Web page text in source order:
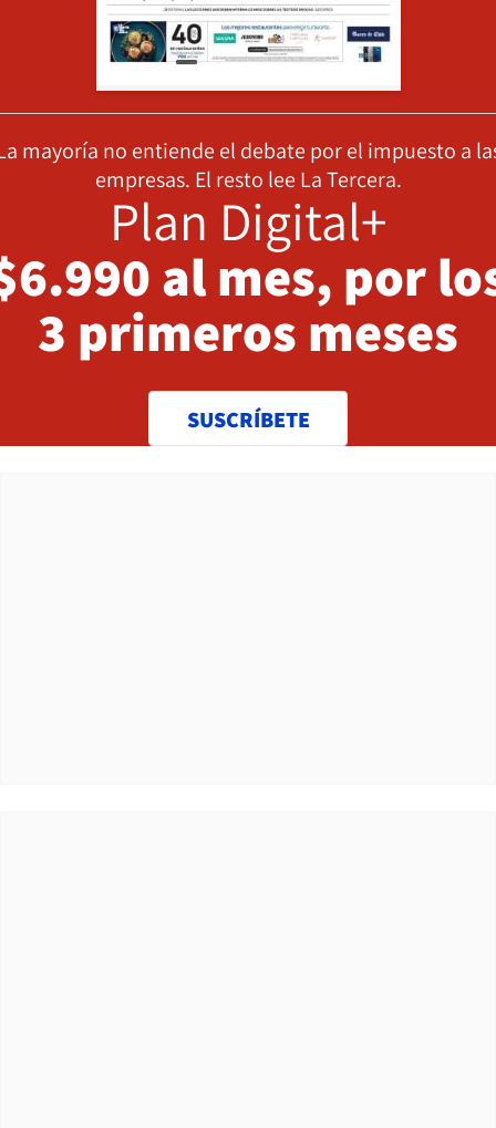
mayoría no entiende el debate por el impuesto a
empresas. El resto lee La Tercera.
Plan Digital+
al mes, por
3 primeros meses
SUSCRÍBETE